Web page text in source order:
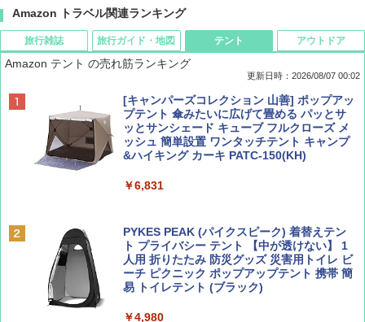
Amazon トラベル関連ランキング
旅行雑誌
ディズニーファン ２０２６年 ９月号 [雑
誌] (ＤＩＳＮＥＹ ＦＡＮ)
￥713
￥1,500
旅行ガイド・地図
D40 地球の歩き方 チェンマイ タイ北部の魅
力的な町 2026～2027 地球の歩き方D アジア
￥2,079
￥2,479
テント
Amazon テント の売れ筋ランキング
更新日時：2026/08/07 00:02
[キャンパーズコレクション 山善] ポップアッ
プテント 傘みたいに広げて畳める パッとサ
ッとサンシェード キューブ フルクローズ メ
ッシュ 簡単設置 ワンタッチテント キャンプ
&ハイキング カーキ PATC-150(KH)
￥6,831
PYKES PEAK (パイクスピーク) 着替えテン
ト プライバシー テント 【中が透けない】 1
人用 折りたたみ 防災グッズ 災害用トイレ ビ
ーチ ピクニック ポップアップテント 携帯 簡
易 トイレテント (ブラック)
￥4,980
アウトドア